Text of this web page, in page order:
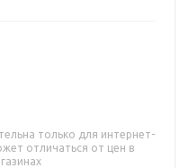
только для интернет-
отличаться от цен в